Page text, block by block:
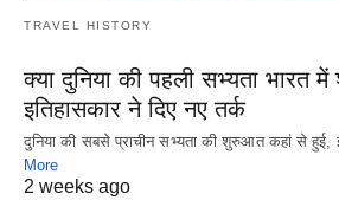
TRAVEL HISTORY
क्या दुनिया की पहली सभ्यता भारत
इतिहासकार ने दिए नए तर्क
दुनिया की सबसे प्राचीन सभ्यता की शुरुआत कहां से
More
2 weeks ago